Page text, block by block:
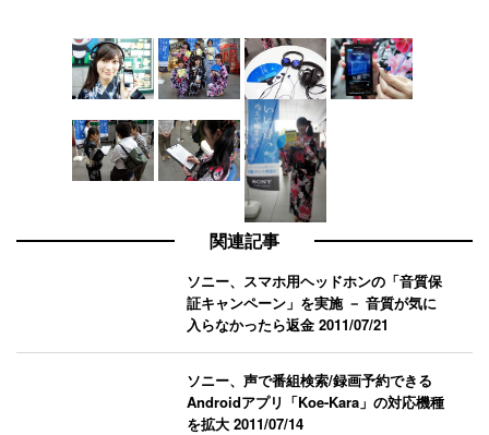
関連記事
ソニー、スマホ用ヘッドホンの「音質保
証キャンペーン」を実施 － 音質が気に
入らなかったら返金2011/07/21
ソニー、声で番組検索/録画予約できる
Androidアプリ「Koe-Kara」の対応機種
を拡大2011/07/14